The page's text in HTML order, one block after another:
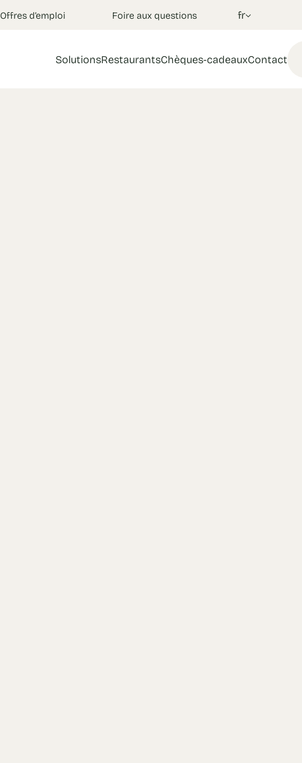
Offres d’emploi Foire aux questions fr
SolutionsRestaurantsChèques-cadeauxContact